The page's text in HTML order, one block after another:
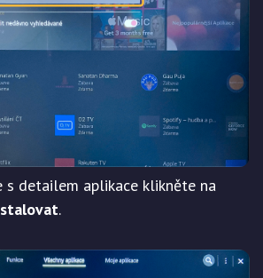
s detailem aplikace klikněte na
.